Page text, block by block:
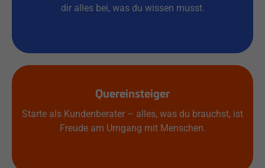
dir alles bei, was du wissen musst.
Quereinsteiger
Starte als Kundenberater – alles, was du brauchst, ist
Freude am Umgang mit Menschen.